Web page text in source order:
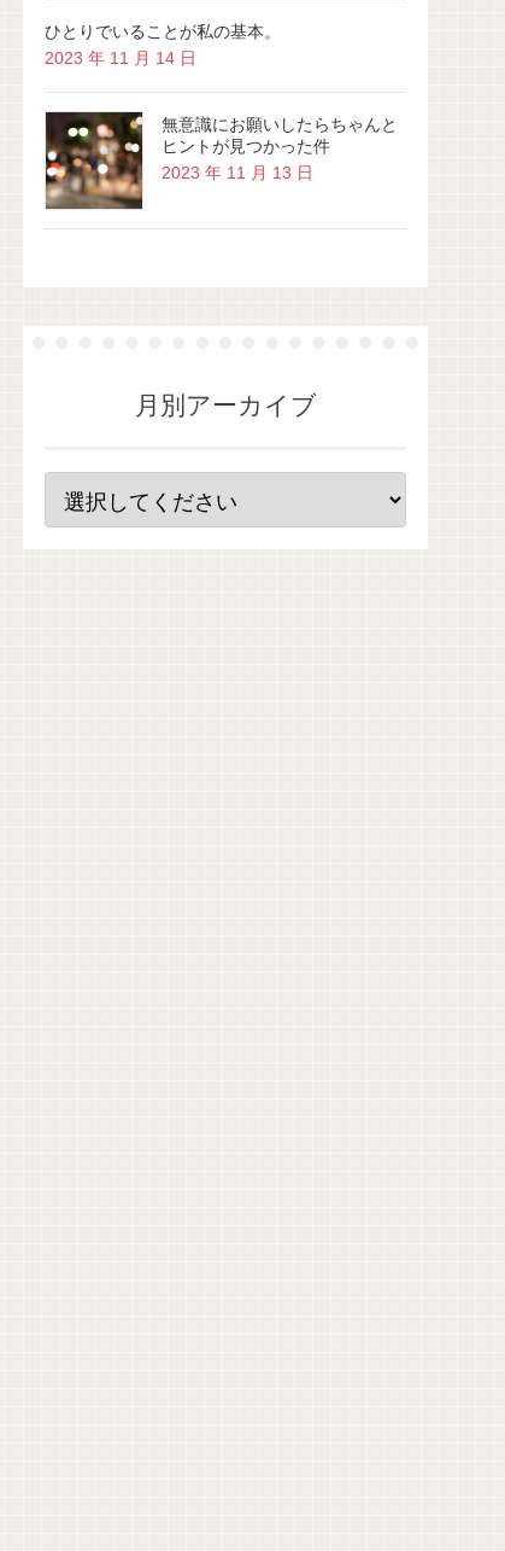
ひとりでいることが私の基本。
2023 年 11 月 14 日
無意識にお願いしたらちゃんと
ヒントが見つかった件
2023 年 11 月 13 日
月別アーカイブ